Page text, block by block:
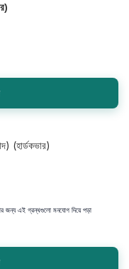
জন্য এই গ্রন্থগুলো মনযোগ দিয়ে পড়া